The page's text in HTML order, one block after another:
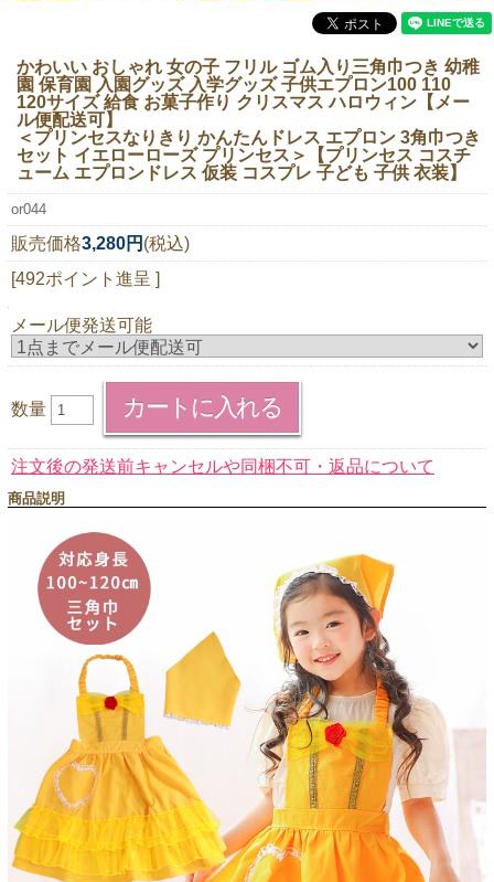
かわいい おしゃれ 女の子 フリル ゴム入り三角巾つき 幼稚
園 保育園 入園グッズ 入学グッズ 子供エプロン100 110
120サイズ 給食 お菓子作り クリスマス ハロウィン【メー
ル便配送可】
＜プリンセスなりきり かんたんドレス エプロン 3角巾つき
セット イエローローズ プリンセス＞【プリンセス コスチ
ューム エプロンドレス 仮装 コスプレ 子ども 子供 衣装】
or044
販売価格3,280円 (税込)
[492ポイント進呈 ]
メール便発送可能
数量
注文後の発送前キャンセルや同梱不可・返品について
商品説明
お問い合わせ
0120-221-040